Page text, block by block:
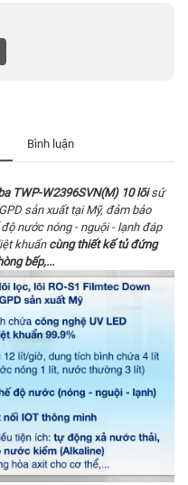
Bình luận
TWP-W2396SVN(M) 10 lõi sử
sản xuất tại Mỹ, đảm bảo
nước nóng - nguội - lạnh đáp
khuẩn cùng thiết kế tủ đứng
bếp,...​